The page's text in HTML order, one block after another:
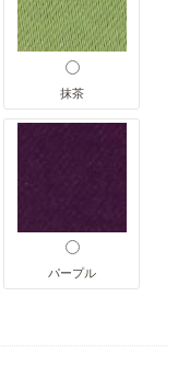
抹茶
パープル